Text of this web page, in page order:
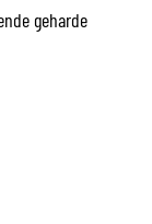
geharde